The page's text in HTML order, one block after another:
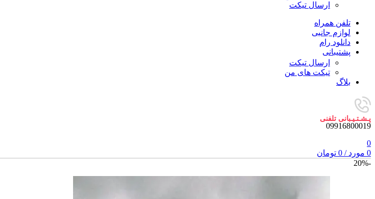
ارسال تیکت
تلفن همراه
لوازم جانبی
دانلود رام
پشتیبانی
ارسال تیکت
تیکت های من
بلاگ
پـشـتـیـبانی تلفنی
09916800019
0
0 مورد /
0 تومان
-20%